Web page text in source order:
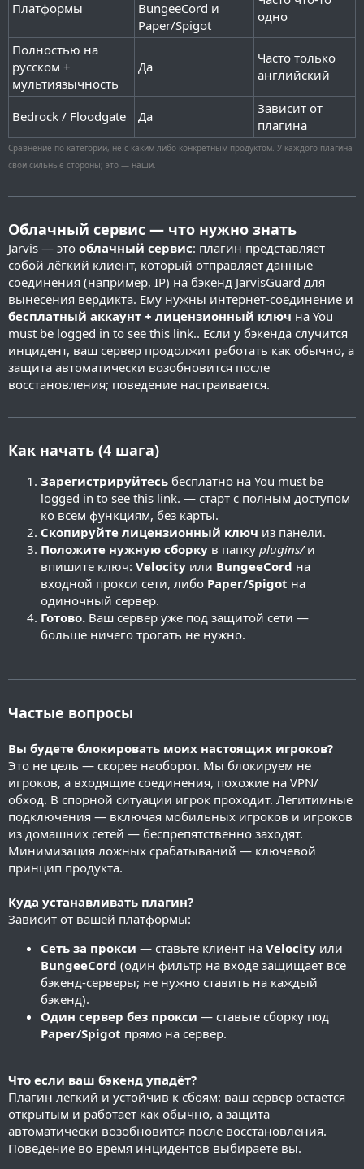
Платформы
BungeeCord и
Paper/Spigot
одно
Полностью на
русском +
мультиязычность
Да
Часто только
английский
Bedrock / Floodgate Да
Зависит от
плагина
Сравнение по категории, не с каким-либо конкретным продуктом. У каждого плагина
свои сильные стороны; это — наши.
Облачный сервис — что нужно знать
Jarvis — это облачный сервис: плагин представляет
собой лёгкий клиент, который отправляет данные
соединения (например, IP) на бэкенд JarvisGuard для
вынесения вердикта. Ему нужны интернет-соединение и
бесплатный аккаунт + лицензионный ключ на You
must be logged in to see this link.. Если у бэкенда случится
инцидент, ваш сервер продолжит работать как обычно, а
защита автоматически возобновится после
восстановления; поведение настраивается.
Как начать (4 шага)
Зарегистрируйтесь бесплатно на You must be
logged in to see this link. — старт с полным доступом
ко всем функциям, без карты.
Скопируйте лицензионный ключ из панели.
Положите нужную сборку в папку plugins/и
впишите ключ: Velocity или BungeeCord на
входной прокси сети, либо Paper/Spigot на
одиночный сервер.
Готово. Ваш сервер уже под защитой сети —
больше ничего трогать не нужно.
Частые вопросы
Вы будете блокировать моих настоящих игроков?
Это не цель — скорее наоборот. Мы блокируем не
игроков, а входящие соединения, похожие на VPN/
обход. В спорной ситуации игрок проходит. Легитимные
подключения — включая мобильных игроков и игроков
из домашних сетей — беспрепятственно заходят.
Минимизация ложных срабатываний — ключевой
принцип продукта.
Куда устанавливать плагин?
Зависит от вашей платформы:
Сеть за прокси — ставьте клиент на Velocity или
BungeeCord (один фильтр на входе защищает все
бэкенд-серверы; не нужно ставить на каждый
бэкенд).
Один сервер без прокси — ставьте сборку под
Paper/Spigot прямо на сервер.
Что если ваш бэкенд упадёт?
Плагин лёгкий и устойчив к сбоям: ваш сервер остаётся
открытым и работает как обычно, а защита
автоматически возобновится после восстановления.
Поведение во время инцидентов выбираете вы.